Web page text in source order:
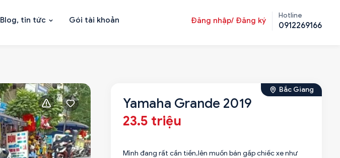
Blog, tin tức Gói tài khoản Đăng nhập/ Đăng ký
Hotline
0912269166
Bắc Giang
Yamaha Grande 2019
23.5 triệu
Mình đang rất cần tiền,lên muốn bán gấp chiếc xe như